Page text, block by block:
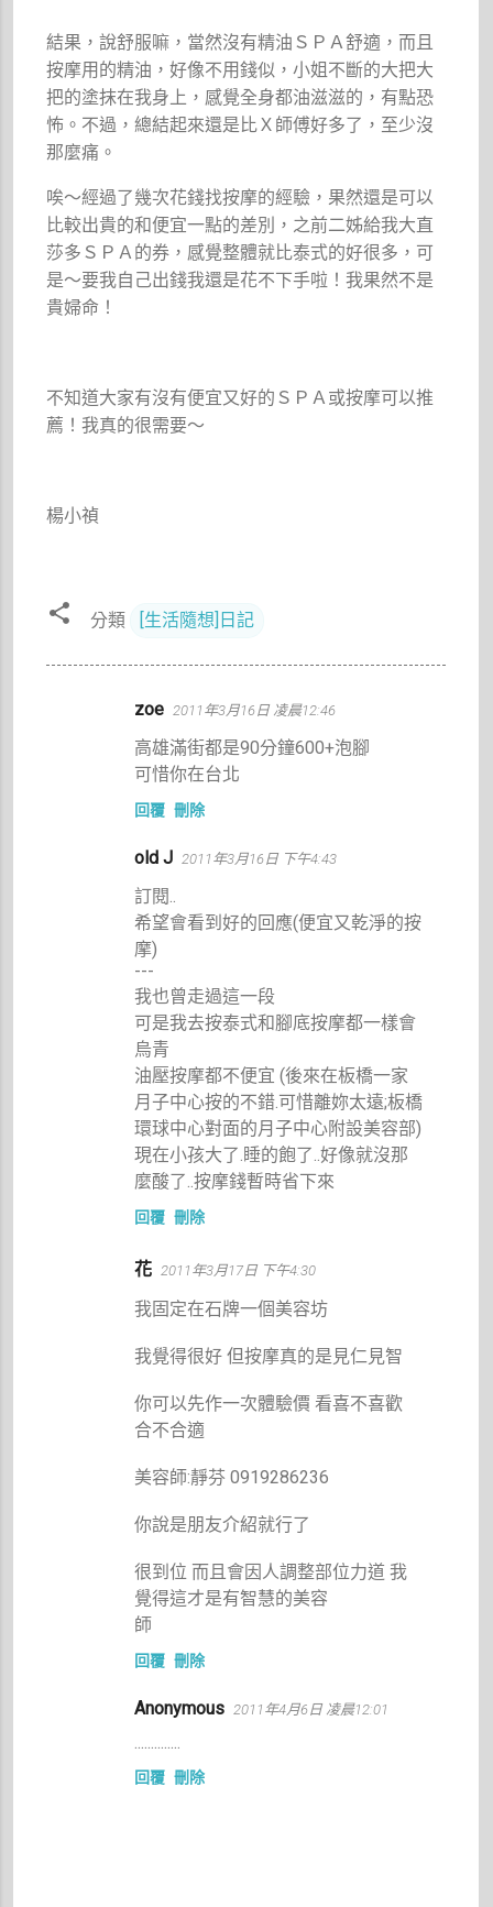
結果，說舒服嘛，當然沒有精油ＳＰＡ舒適，而且
按摩用的精油，好像不用錢似，小姐不斷的大把大
把的塗抹在我身上，感覺全身都油滋滋的，有點恐
怖。不過，總結起來還是比Ｘ師傅好多了，至少沒
那麼痛。
唉～經過了幾次花錢找按摩的經驗，果然還是可以
比較出貴的和便宜一點的差別，之前二姊給我大直
莎多ＳＰＡ的券，感覺整體就比泰式的好很多，可
是～要我自己出錢我還是花不下手啦！我果然不是
貴婦命！
不知道大家有沒有便宜又好的ＳＰＡ或按摩可以推
薦！我真的很需要～
楊小禎
分類 [生活隨想]日記
zoe 2011年3月16日 凌晨12:46
高雄滿街都是90分鐘600+泡腳
可惜你在台北
回覆 刪除
old J 2011年3月16日 下午4:43
訂閱..
希望會看到好的回應(便宜又乾淨的按
摩)
---
我也曾走過這一段
可是我去按泰式和腳底按摩都一樣會
烏青
油壓按摩都不便宜 (後來在板橋一家
月子中心按的不錯.可惜離妳太遠;板橋
環球中心對面的月子中心附設美容部)
現在小孩大了.睡的飽了..好像就沒那
麼酸了..按摩錢暫時省下來
回覆 刪除
花 2011年3月17日 下午4:30
我固定在石牌一個美容坊
我覺得很好 但按摩真的是見仁見智
你可以先作一次體驗價 看喜不喜歡
合不合適
美容師:靜芬 0919286236
你說是朋友介紹就行了
很到位 而且會因人調整部位力道 我
覺得這才是有智慧的美容
師
回覆 刪除
Anonymous 2011年4月6日 凌晨12:01
..............
回覆 刪除